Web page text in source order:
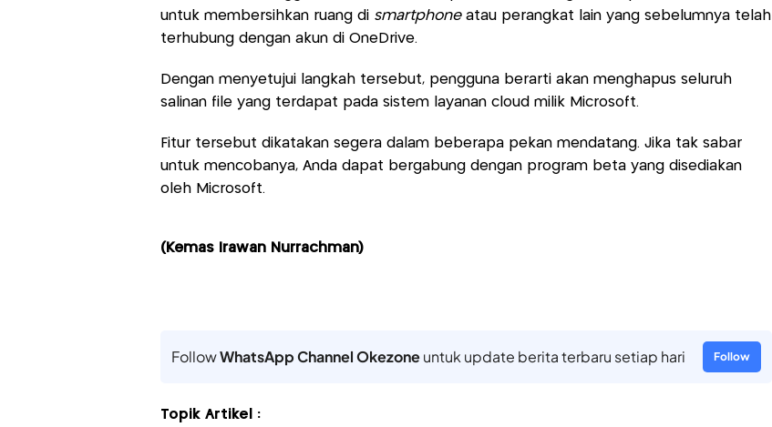
untuk membersihkan ruang di smartphoneatau perangkat lain yang sebelumnya telah
terhubung dengan akun di OneDrive.
Dengan menyetujui langkah tersebut, pengguna berarti akan menghapus seluruh
salinan file yang terdapat pada sistem layanan cloud milik Microsoft.
Fitur tersebut dikatakan segera dalam beberapa pekan mendatang. Jika tak sabar
untuk mencobanya, Anda dapat bergabung dengan program beta yang disediakan
oleh Microsoft.
(Kemas Irawan Nurrachman)
FollowWhatsApp Channel Okezoneuntuk update berita terbaru setiap hari Follow
Topik Artikel :